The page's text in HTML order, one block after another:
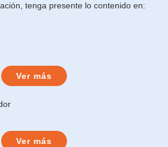
tenga presente lo contenido en:
Ver más
Ver más